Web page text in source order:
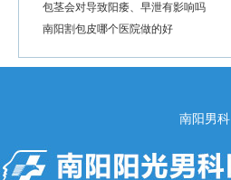
包茎会对导致阳痿、早泄有影响吗
南阳割包皮哪个医院做的好
南阳男科